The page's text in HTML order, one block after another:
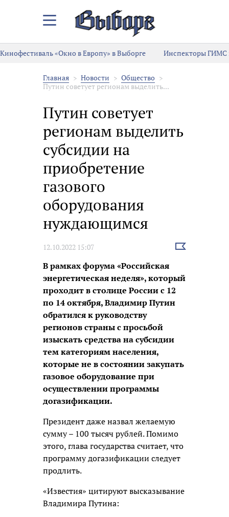
Закрыть/
меню
Кинофестиваль «Окно в Европу» в Выборге
Инспекторы ГИМС
Главная Новости
Общество
Путин советует регионам выделить...
Путин советует
регионам выделить
субсидии на
приобретение
газового
оборудования
нуждающимся
12.10.2022 15:07
Выбрать
В рамках форума «Российская
энергетическая неделя», который
проходит в столице России с 12
по 14 октября, Владимир Путин
обратился к руководству
регионов страны с просьбой
изыскать средства на субсидии
тем категориям населения,
которые не в состоянии закупать
газовое оборудование при
осуществлении программы
догазификации.
Президент даже назвал желаемую
сумму – 100 тысяч рублей. Помимо
этого, глава государства считает, что
программу догазификации следует
продлить.
«Известия» цитируют высказывание
Владимира Путина: